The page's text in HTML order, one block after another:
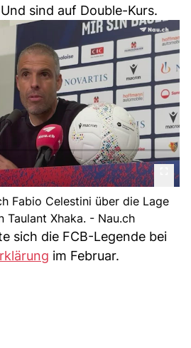
sind auf Double-Kurs.
Fabio Celestini über die Lage
Taulant Xhaka. - Nau.ch
sich die FCB-Legende bei
im Februar.